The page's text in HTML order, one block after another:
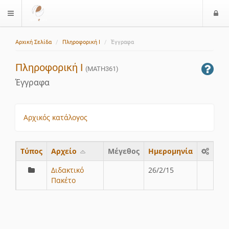
$langMenu
Αρχική Σελίδα Πληροφορική Ι Έγγραφα
Πληροφορική Ι (MATH361)
Έγγραφα
Αρχικός κατάλογος
Τύπος Aρχείο Μέγεθος
Ημερομηνία
Διδακτικό
Πακέτο
26/2/15